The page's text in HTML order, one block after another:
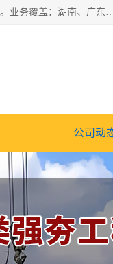
湖南业峻强夯基础工程有限公司是一家专业从事湖南强夯基础工程、强夯机租赁，地基处理的施工单位。业务覆盖：湖南、广东，江西等地。可承接1000KN.m-25000KN.m强夯（置换）工程。公司创始人是
公司动